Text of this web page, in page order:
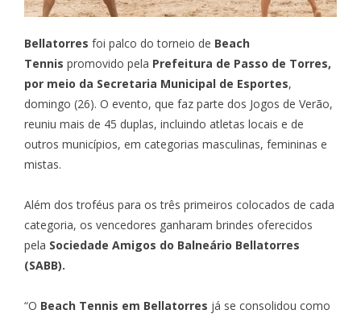
Bellatorres foi palco do torneio de Beach
Tennis promovido pela Prefeitura de Passo de Torres,
por meio da Secretaria Municipal de Esportes,
domingo (26). O evento, que faz parte dos Jogos de Verão,
reuniu mais de 45 duplas, incluindo atletas locais e de
outros municípios, em categorias masculinas, femininas e
mistas.
Além dos troféus para os três primeiros colocados de cada
categoria, os vencedores ganharam brindes oferecidos
pela Sociedade Amigos do Balneário Bellatorres
(SABB).
“O Beach Tennis em Bellatorres já se consolidou como